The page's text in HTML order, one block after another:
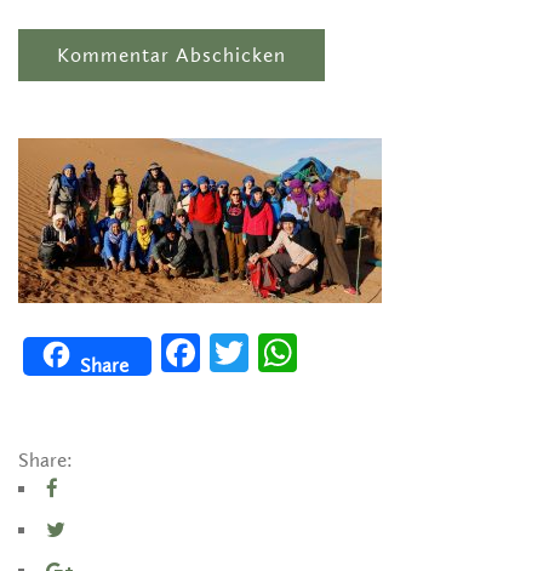
Share
FacebookTwitter
Share: